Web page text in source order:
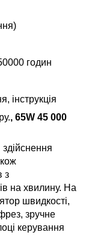
годин
інструкція
, 65W 45 000
з
на хвилину. На
швидкості,
зручне
керування